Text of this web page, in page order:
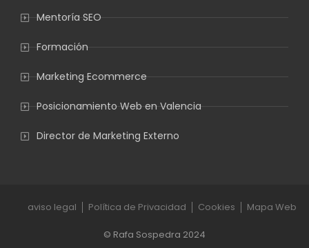
Mentoría SEO
Formación
Marketing Ecommerce
Posicionamiento Web en Valencia
Director de Marketing Externo
© Rafa Sospedra 2024
aviso legal Política de Privacidad Cookies Mapa Web